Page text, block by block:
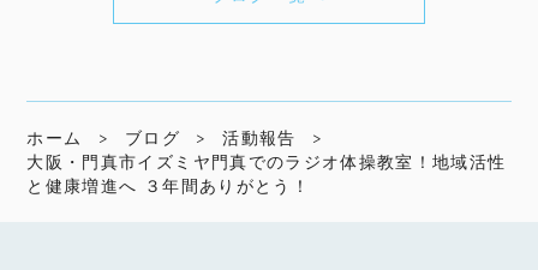
ホーム ブログ
活動報告
大阪・門真市イズミヤ門真でのラジオ体操教室！地域活性
と健康増進へ ３年間ありがとう！